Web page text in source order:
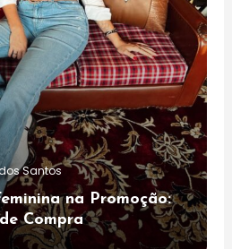
Santos
na Promoção:
Compra